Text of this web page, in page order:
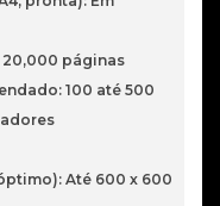
20,000 páginas
100 até 500
Até 600 x 600